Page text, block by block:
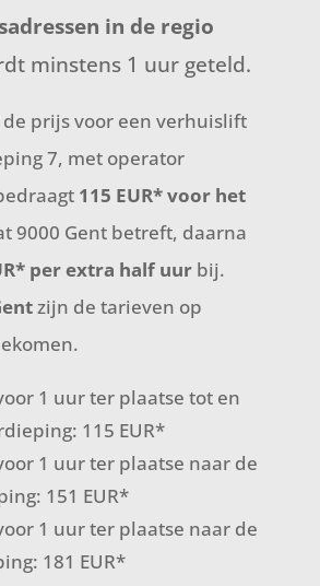
in de regio
minstens 1 uur geteld.
prijs voor een verhuislift
7, met operator
115 EUR* voor het
9000 Gent betreft, daarna
per extra half uur bij.
zijn de tarieven op
1 uur ter plaatse tot en
115 EUR*
1 uur ter plaatse naar de
151 EUR*
1 uur ter plaatse naar de
181 EUR*